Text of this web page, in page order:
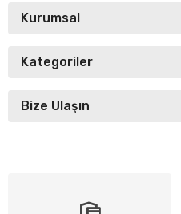
Kurumsal
Kategoriler
Bize Ulaşın